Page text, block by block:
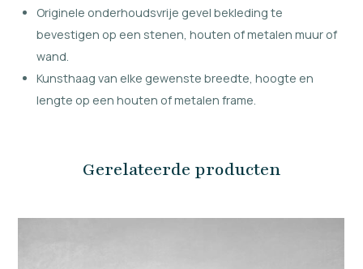
Originele onderhoudsvrije gevel bekleding te
bevestigen op een stenen, houten of metalen muur of
wand.
Kunsthaag van elke gewenste breedte, hoogte en
lengte op een houten of metalen frame.
Gerelateerde producten